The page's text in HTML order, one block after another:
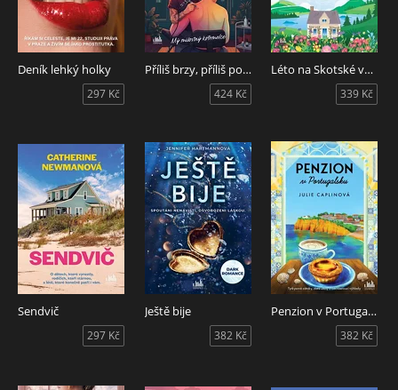
Deník lehký holky
297 Kč
Příliš brzy, příliš pozdě
424 Kč
Léto na Skotské vysočině
339 Kč
Sendvič
297 Kč
Ještě bije
382 Kč
Penzion v Portugalsku
382 Kč